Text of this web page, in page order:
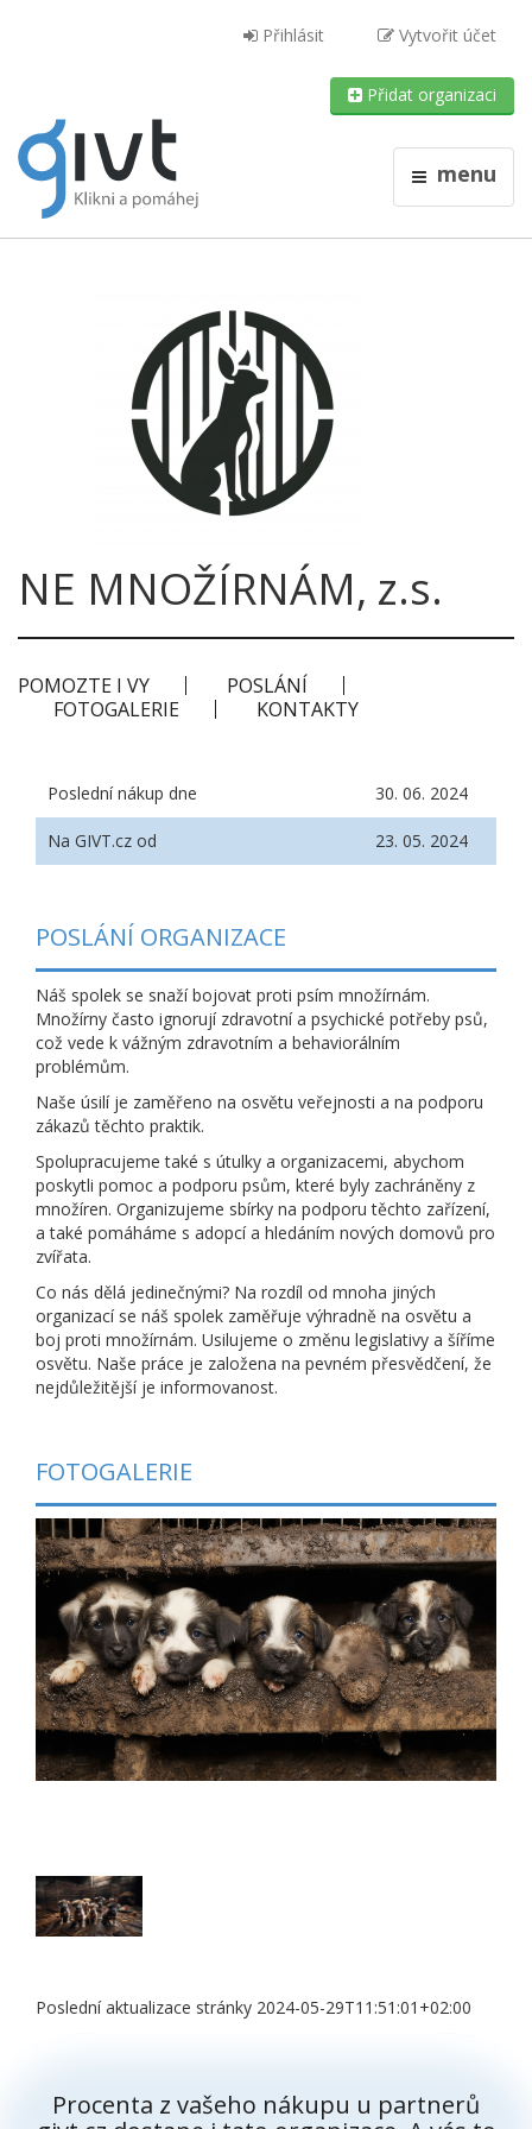
Přihlásit Vytvořit účet
Přidat organizaci
menu
NE MNOŽÍRNÁM, z.s.
POMOZTE I VY
POSLÁNÍ
FOTOGALERIE
KONTAKTY
Poslední nákup dne 30. 06. 2024
Na GIVT.cz od 23. 05. 2024
POSLÁNÍ ORGANIZACE
Náš spolek se snaží bojovat proti psím množírnám.
Množírny často ignorují zdravotní a psychické potřeby psů,
což vede k vážným zdravotním a behaviorálním
problémům.
Naše úsilí je zaměřeno na osvětu veřejnosti a na podporu
zákazů těchto praktik.
Spolupracujeme také s útulky a organizacemi, abychom
poskytli pomoc a podporu psům, které byly zachráněny z
množíren. Organizujeme sbírky na podporu těchto zařízení,
a také pomáháme s adopcí a hledáním nových domovů pro
zvířata.
Co nás dělá jedinečnými? Na rozdíl od mnoha jiných
organizací se náš spolek zaměřuje výhradně na osvětu a
boj proti množírnám. Usilujeme o změnu legislativy a šíříme
osvětu. Naše práce je založena na pevném přesvědčení, že
nejdůležitější je informovanost.
FOTOGALERIE
Poslední aktualizace stránky 2024-05-29T11:51:01+02:00
Procenta z vašeho nákupu u partnerů